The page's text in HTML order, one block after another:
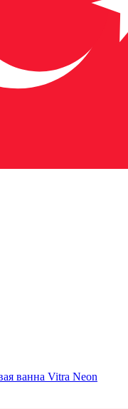
ванна Vitra Neon